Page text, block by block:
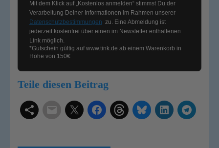
Mit dem Klick auf „Kostenlos anmelden“ stimmst Du der
Verarbeitung Deiner Informationen im Rahmen unserer
Datenschutzbestimmungen zu. Eine Abmeldung ist
jederzeit kostenfrei über einen im Newsletter enthaltenen
Link möglich.
*Gutschein gültig aufwww.tink.de ab einem Warenkorb in
Höhe von 150€
Teile diesen Beitrag